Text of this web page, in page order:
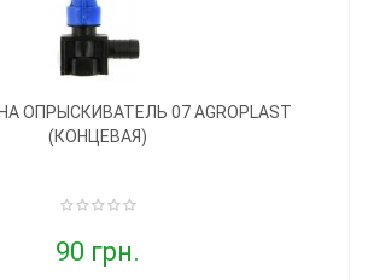
ОПРЫСКИВАТЕЛЬ 07 AGROPLAST
(КОНЦЕВАЯ)
90 грн.